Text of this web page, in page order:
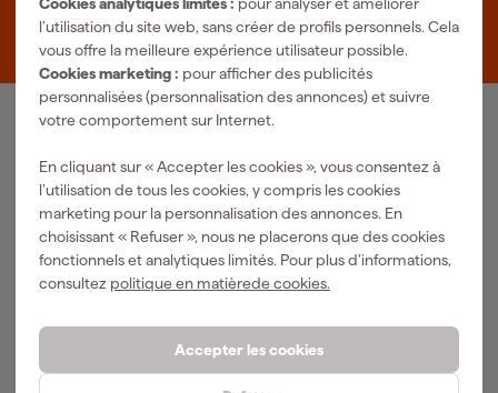
l’utilisation du site web, sans créer de profils personnels. Cela
vous offre la meilleure expérience utilisateur possible.
Cookies marketing : pour afficher des publicités
personnalisées (personnalisation des annonces) et suivre
votre comportement sur Internet.
En cliquant sur « Accepter les cookies », vous consentez à
l’utilisation de tous les cookies, y compris les cookies
marketing pour la personnalisation des annonces. En
choisissant « Refuser », nous ne placerons que des cookies
fonctionnels et analytiques limités. Pour plus d’informations,
consultez politique en matièrede cookies.
Accepter les cookies
Zevenheuvelenweg 25
Outils pneumatiques
EPI et vêtements de travail
Outils de mesure
Outil sans-fil
Outils de jardinage
Fixami